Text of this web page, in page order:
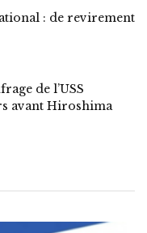
: de revirement
de l’USS
avant Hiroshima